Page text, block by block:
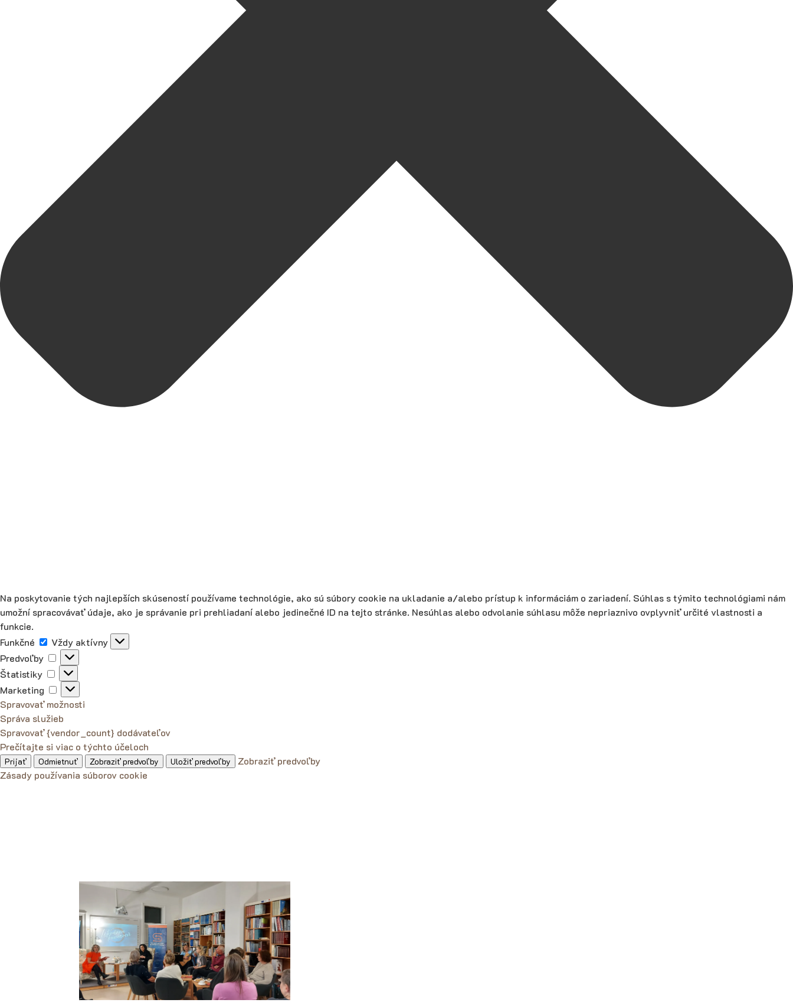
Na poskytovanie tých najlepších skúseností používame technológie, ako sú súbory cookie na ukladanie a/alebo prístup k informáciám o zariadení. Súhlas s týmito technológiami nám
umožní spracovávať údaje, ako je správanie pri prehliadaní alebo jedinečné ID na tejto stránke. Nesúhlas alebo odvolanie súhlasu môže nepriaznivo ovplyvniť určité vlastnosti a
funkcie.
Funkčné
Funkčné
Vždy aktívny
Predvoľby
Predvoľby
Štatistiky
Štatistiky
Marketing
Marketing
Spravovať možnosti
Správa služieb
Spravovať {vendor_count} dodávateľov
Prečítajte si viac o týchto účeloch
Prijať Odmietnuť Zobraziť predvoľby Uložiť predvoľby
Zobraziť predvoľby
Zásady používania súborov cookie